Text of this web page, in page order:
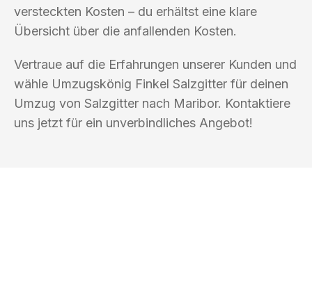
versteckten Kosten – du erhältst eine klare
Übersicht über die anfallenden Kosten.
Vertraue auf die Erfahrungen unserer Kunden und
wähle Umzugskönig Finkel Salzgitter für deinen
Umzug von Salzgitter nach Maribor. Kontaktiere
uns jetzt für ein unverbindliches Angebot!